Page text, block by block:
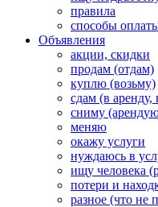
правила
способы
Объявления
акции, скидки
продам (отдам)
куплю (возьму)
сдам (в аренду,
сниму
меняю
окажу услуги
нуждаюсь в
ищу человека
потери и
разное (что не